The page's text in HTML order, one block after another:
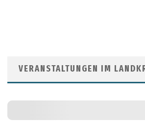
VERANSTALTUNGEN IM